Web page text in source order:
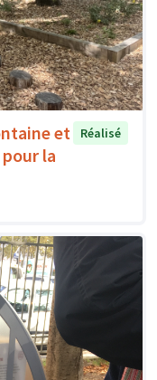
et
la
Réalisé